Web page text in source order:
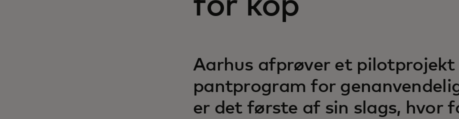
Aarhus afprøver et pilotprojekt
pantprogram for
er det første af sin slags, hvor